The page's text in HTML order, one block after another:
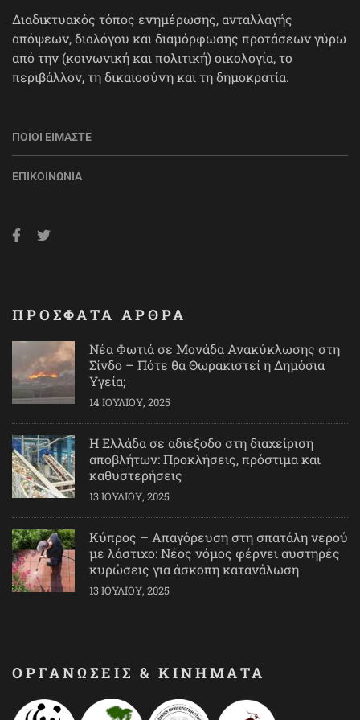
Διαδικτυακός τόπος ενημέρωσης, ανταλλαγής
απόψεων, διαλόγου και διαμόρφωσης προτάσεων γύρω
από την (κοινωνική και πολιτική) οικολογία, το
περιβάλλον, τη δικαιοσύνη και τη δημοκρατία.
ΠΟΙΟΙ ΕΊΜΑΣΤΕ
ΕΠΙΚΟΙΝΩΝΊΑ
ΠΡΟΣΦΑΤΑ ΑΡΘΡΑ
Νέα Φωτιά σε Μονάδα Ανακύκλωσης στη
Σίνδο – Πότε θα Θωρακιστεί η Δημόσια
Υγεία;
14 ΙΟΥΛΊΟΥ, 2025
Η Ελλάδα σε αδιέξοδο στη διαχείριση
αποβλήτων: Προκλήσεις, πρόστιμα και
καθυστερήσεις
13 ΙΟΥΛΊΟΥ, 2025
Κύπρος – Απαγόρευση στη σπατάλη νερού
με λάστιχο: Νέος νόμος φέρνει αυστηρές
κυρώσεις για άσκοπη κατανάλωση
13 ΙΟΥΛΊΟΥ, 2025
ΟΡΓΑΝΩΣΕΙΣ & ΚΙΝΗΜΑΤΑ